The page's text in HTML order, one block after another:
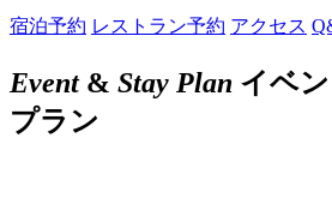
宿泊予約 レストラン予約 アクセス
Event& Stay Plan イベ
プラン